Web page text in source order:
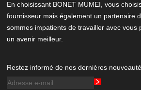
En choisissant BONET MUMEI, vous
fournisseur mais également un partenaire
sommes impatients de travailler avec vous
un avenir meilleur.
Restez informé de nos dernières